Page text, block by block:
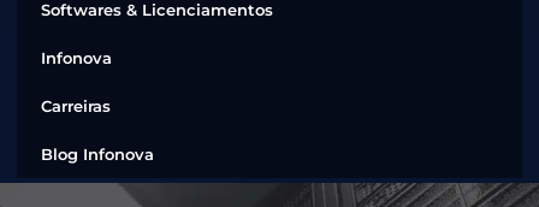
Softwares & Licenciamentos
Infonova
Carreiras
Blog Infonova